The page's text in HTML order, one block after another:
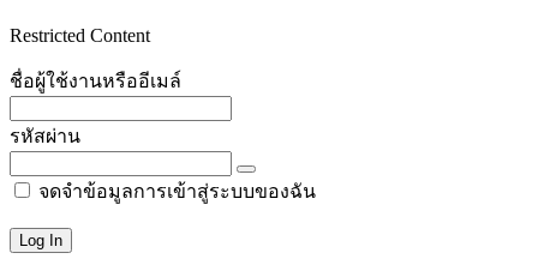
Restricted Content
ชื่อผู้ใช้งานหรืออีเมล์
รหัสผ่าน
จดจำข้อมูลการเข้าสู่ระบบของฉัน